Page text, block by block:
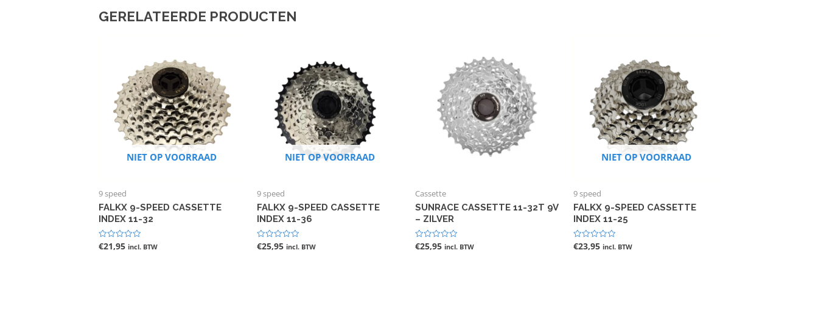
GERELATEERDE PRODUCTEN
NIET OP VOORRAAD
9 speed
FALKX 9-SPEED CASSETTE
INDEX 11-32
Gewaardeerd
0
€21,95 incl. BTW
NIET OP VOORRAAD
9 speed
FALKX 9-SPEED CASSETTE
INDEX 11-36
Gewaardeerd
0
€25,95 incl. BTW
Cassette
SUNRACE CASSETTE 11-32T 9V
– ZILVER
Gewaardeerd
0
€25,95 incl. BTW
NIET OP VOORRAAD
9 speed
FALKX 9-SPEED CASSETTE
INDEX 11-25
Gewaardeerd
0
€23,95 incl. BTW